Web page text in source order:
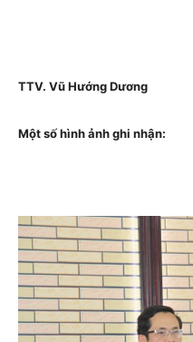
TTV. Vũ Hướng Dương
Một số hình ảnh ghi nhận: